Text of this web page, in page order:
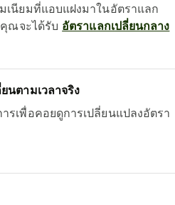
เนียมที่แอบแฝงมาในอัตราแลก
คุณจะได้รับ อัตราแลกเปลี่ยนกลาง
นตามเวลาจริง
รเพื่อคอยดูการเปลี่ยนแปลงอัตรา